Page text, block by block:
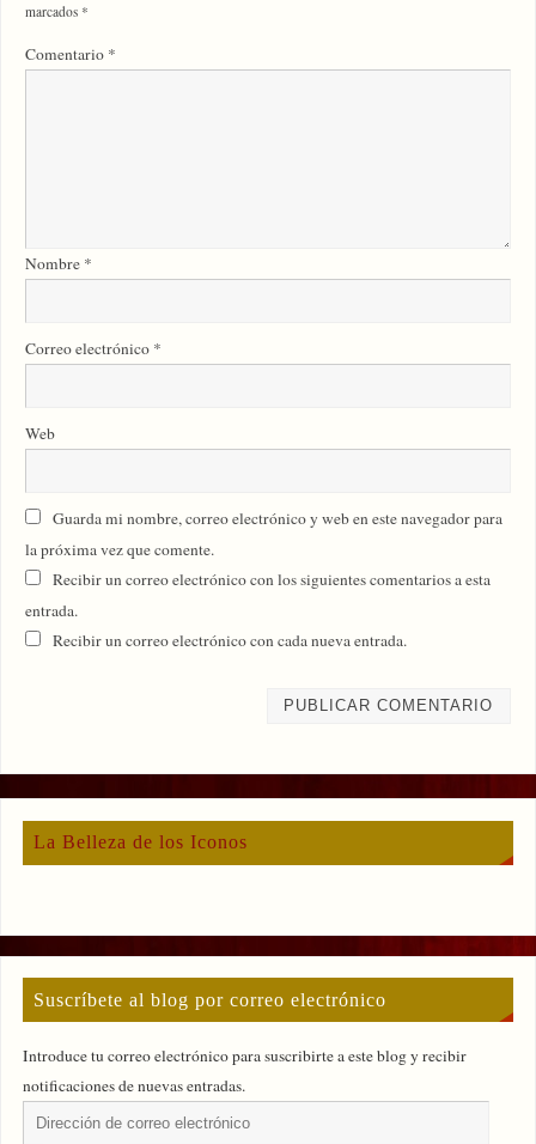
marcados *
Comentario *
Nombre *
Correo electrónico *
Web
Guarda mi nombre, correo electrónico y web en este navegador para
la próxima vez que comente.
Recibir un correo electrónico con los siguientes comentarios a esta
entrada.
Recibir un correo electrónico con cada nueva entrada.
La Belleza de los Iconos
Suscríbete al blog por correo electrónico
Introduce tu correo electrónico para suscribirte a este blog y recibir
notificaciones de nuevas entradas.